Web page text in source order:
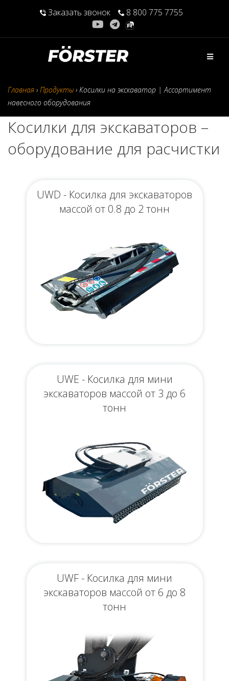
Заказать звонок 8 800 775 7755
Главная › Продукты › Косилки на экскаватор | Ассортимент
навесного оборудования
Косилки для экскаваторов –
оборудование для расчистки
UWD - Косилка для экскаваторов
массой от 0.8 до 2 тонн
UWE - Косилка для мини
экскаваторов массой от 3 до 6
тонн
UWF - Косилка для мини
экскаваторов массой от 6 до 8
тонн